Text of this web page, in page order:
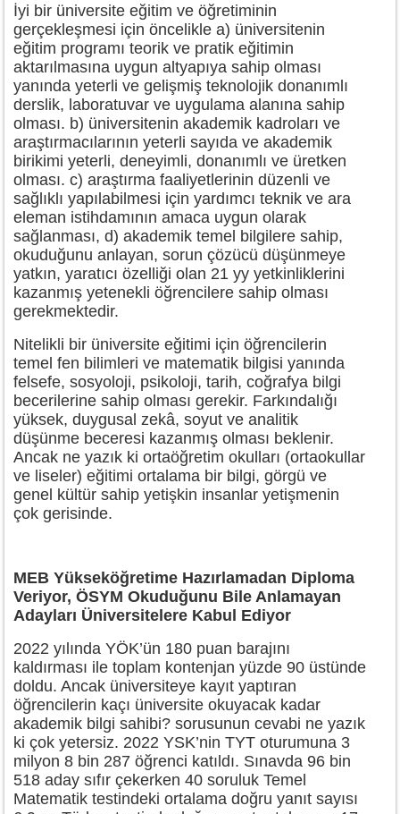
İyi bir üniversite eğitim ve öğretiminin
gerçekleşmesi için öncelikle a) üniversitenin
eğitim programı teorik ve pratik eğitimin
aktarılmasına uygun altyapıya sahip olması
yanında yeterli ve gelişmiş teknolojik donanımlı
derslik, laboratuvar ve uygulama alanına sahip
olması. b) üniversitenin akademik kadroları ve
araştırmacılarının yeterli sayıda ve akademik
birikimi yeterli, deneyimli, donanımlı ve üretken
olması. c) araştırma faaliyetlerinin düzenli ve
sağlıklı yapılabilmesi için yardımcı teknik ve ara
eleman istihdamının amaca uygun olarak
sağlanması, d) akademik temel bilgilere sahip,
okuduğunu anlayan, sorun çözücü düşünmeye
yatkın, yaratıcı özelliği olan 21 yy yetkinliklerini
kazanmış yetenekli öğrencilere sahip olması
gerekmektedir.
Nitelikli bir üniversite eğitimi için öğrencilerin
temel fen bilimleri ve matematik bilgisi yanında
felsefe, sosyoloji, psikoloji, tarih, coğrafya bilgi
becerilerine sahip olması gerekir. Farkındalığı
yüksek, duygusal zekâ, soyut ve analitik
düşünme beceresi kazanmış olması beklenir.
Ancak ne yazık ki ortaöğretim okulları (ortaokullar
ve liseler) eğitimi ortalama bir bilgi, görgü ve
genel kültür sahip yetişkin insanlar yetişmenin
çok gerisinde.
MEB Yükseköğretime Hazırlamadan Diploma
Veriyor, ÖSYM Okuduğunu Bile Anlamayan
Adayları Üniversitelere Kabul Ediyor
2022 yılında YÖK’ün 180 puan barajını
kaldırması ile toplam kontenjan yüzde 90 üstünde
doldu. Ancak üniversiteye kayıt yaptıran
öğrencilerin kaçı üniversite okuyacak kadar
akademik bilgi sahibi? sorusunun cevabi ne yazık
ki çok yetersiz. 2022 YSK’nin TYT oturumuna 3
milyon 8 bin 287 öğrenci katıldı. Sınavda 96 bin
518 aday sıfır çekerken 40 soruluk Temel
Matematik testindeki ortalama doğru yanıt sayısı